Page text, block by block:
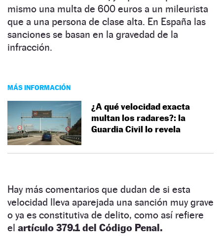
mismo una multa de 600 euros a un mileurista
que a una persona de clase alta. En España las
sanciones se basan en la gravedad de la
infracción.
MÁS INFORMACIÓN
¿A qué velocidad exacta
multan los radares?: la
Guardia Civil lo revela
Hay más comentarios que dudan de si esta
velocidad lleva aparejada una sanción muy grave
o ya es constitutiva de delito, como así refiere
el artículo 379.1 del Código Penal.